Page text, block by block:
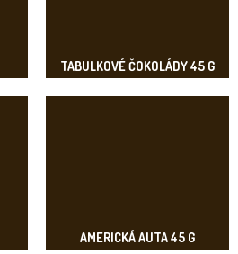
TABULKOVÉ ČOKOLÁDY 45 G
AMERICKÁ AUTA 45 G